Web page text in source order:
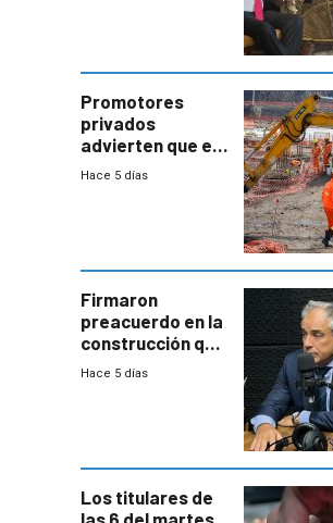
enorme
potencial
Promotores
privados
advierten que el
nuevo convenio
a revisar
proyectos
Hace 5 días
Firmaron
preacuerdo en la
construcción que
comprende
Hace 5 días
Los titulares de
las 6 del martes